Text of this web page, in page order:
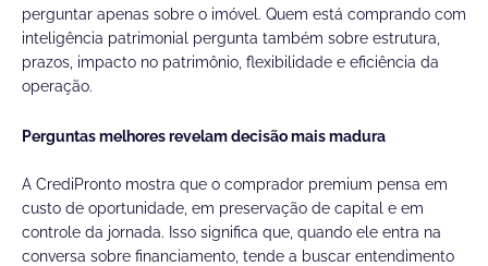
perguntar apenas sobre o imóvel. Quem está comprando com
inteligência patrimonial pergunta também sobre estrutura,
prazos, impacto no patrimônio, flexibilidade e eficiência da
operação.
Perguntas melhores revelam decisão mais madura
A CrediPronto mostra que o comprador premium pensa em
custo de oportunidade, em preservação de capital e em
controle da jornada. Isso significa que, quando ele entra na
conversa sobre financiamento, tende a buscar entendimento